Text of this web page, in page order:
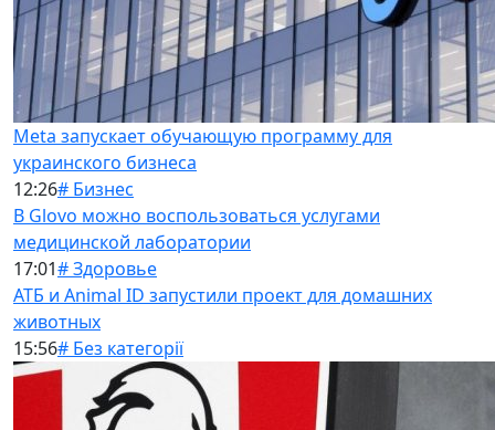
Meta запускает обучающую программу для
украинского бизнеса
12:26# Бизнес
В Glovo можно воспользоваться услугами
медицинской лаборатории
17:01# Здоровье
АТБ и Animal ID запустили проект для домашних
животных
15:56# Без категорії